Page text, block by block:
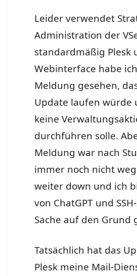
Leider verwendet
Administration der
standardmäßig Plesk
Webinterface habe
Meldung gesehen,
Update laufen würde
keine
durchführen solle.
Meldung war nach
immer noch nicht
weiter down und ich
von ChatGPT und
Sache auf den Grund
Tatsächlich hat das
Plesk meine Mail-